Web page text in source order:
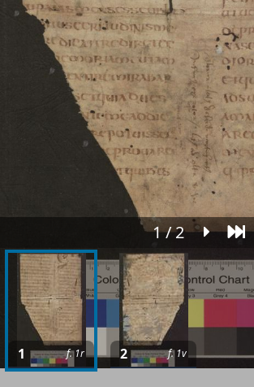
1 / 2
1 f. 1r 2 f. 1v